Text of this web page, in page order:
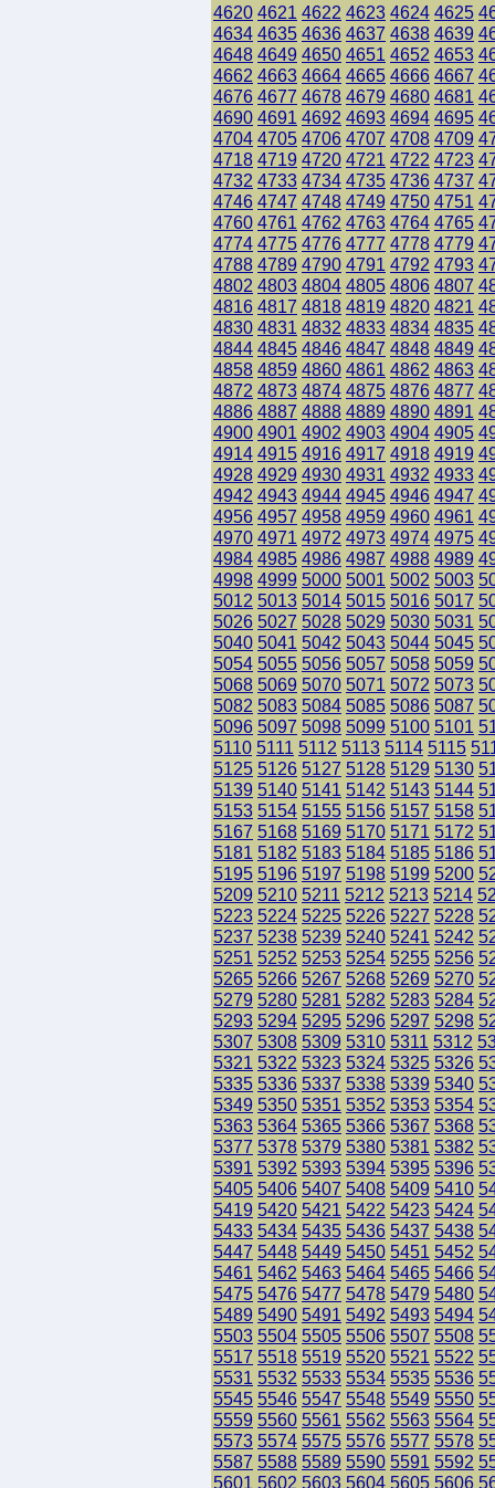
4620 4621 4622 4623 4624 4625
4634 4635 4636 4637 4638 4639
4648 4649 4650 4651 4652 4653
4662 4663 4664 4665 4666 4667
4676 4677 4678 4679 4680 4681
4690 4691 4692 4693 4694 4695
4704 4705 4706 4707 4708 4709
4718 4719 4720 4721 4722 4723
4732 4733 4734 4735 4736 4737
4746 4747 4748 4749 4750 4751
4760 4761 4762 4763 4764 4765
4774 4775 4776 4777 4778 4779
4788 4789 4790 4791 4792 4793
4802 4803 4804 4805 4806 4807
4816 4817 4818 4819 4820 4821
4830 4831 4832 4833 4834 4835
4844 4845 4846 4847 4848 4849
4858 4859 4860 4861 4862 4863
4872 4873 4874 4875 4876 4877
4886 4887 4888 4889 4890 4891
4900 4901 4902 4903 4904 4905
4914 4915 4916 4917 4918 4919
4928 4929 4930 4931 4932 4933
4942 4943 4944 4945 4946 4947
4956 4957 4958 4959 4960 4961
4970 4971 4972 4973 4974 4975
4984 4985 4986 4987 4988 4989
4998 4999 5000 5001 5002 5003
5012 5013 5014 5015 5016 5017
5026 5027 5028 5029 5030 5031
5040 5041 5042 5043 5044 5045
5054 5055 5056 5057 5058 5059
5068 5069 5070 5071 5072 5073
5082 5083 5084 5085 5086 5087
5096 5097 5098 5099 5100 5101
5110 5111 5112 5113 5114 5115
5125 5126 5127 5128 5129 5130
5139 5140 5141 5142 5143 5144
5153 5154 5155 5156 5157 5158
5167 5168 5169 5170 5171 5172
5181 5182 5183 5184 5185 5186
5195 5196 5197 5198 5199 5200
5209 5210 5211 5212 5213 5214
5223 5224 5225 5226 5227 5228
5237 5238 5239 5240 5241 5242
5251 5252 5253 5254 5255 5256
5265 5266 5267 5268 5269 5270
5279 5280 5281 5282 5283 5284
5293 5294 5295 5296 5297 5298
5307 5308 5309 5310 5311 5312
5321 5322 5323 5324 5325 5326
5335 5336 5337 5338 5339 5340
5349 5350 5351 5352 5353 5354
5363 5364 5365 5366 5367 5368
5377 5378 5379 5380 5381 5382
5391 5392 5393 5394 5395 5396
5405 5406 5407 5408 5409 5410
5419 5420 5421 5422 5423 5424
5433 5434 5435 5436 5437 5438
5447 5448 5449 5450 5451 5452
5461 5462 5463 5464 5465 5466
5475 5476 5477 5478 5479 5480
5489 5490 5491 5492 5493 5494
5503 5504 5505 5506 5507 5508
5517 5518 5519 5520 5521 5522
5531 5532 5533 5534 5535 5536
5545 5546 5547 5548 5549 5550
5559 5560 5561 5562 5563 5564
5573 5574 5575 5576 5577 5578
5587 5588 5589 5590 5591 5592
5601 5602 5603 5604 5605 5606